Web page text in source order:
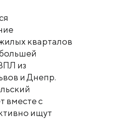
кварталов
из
и Днепр.
вместе с
ищут